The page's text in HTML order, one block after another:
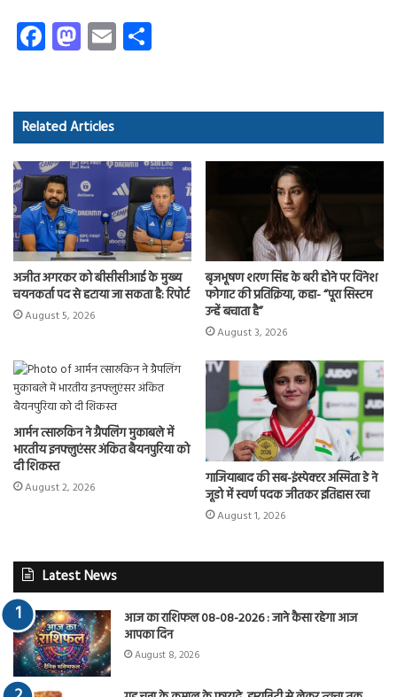
Fa
ce
o
ok
M
as
d
o
n
E
m
Related Articles
अजीत अगरकर को बीसीसीआई के मुख्य
चयनकर्ता पद से हटाया जा सकता है: रिपोर्ट
August 5, 2026
बृजभूषण शरण सिंह के बरी होने पर विनेश
फोगाट की प्रतिक्रिया, कहा- “पूरा सिस्टम
उन्हें बचाता है”
August 3, 2026
आर्मन त्सारुकिन ने ग्रैपलिंग मुकाबले में
भारतीय इनफ्लुएंसर अंकित बैयनपुरिया को
दी शिकस्त
August 2, 2026
गाजियाबाद की सब-इंस्पेक्टर अस्मिता डे ने
जूडो में स्वर्ण पदक जीतकर इतिहास रचा
August 1, 2026
Latest News
आज का राशिफल 08-08-2026 : जाने कैसा रहेगा आज
आपका दिन
August 8, 2026